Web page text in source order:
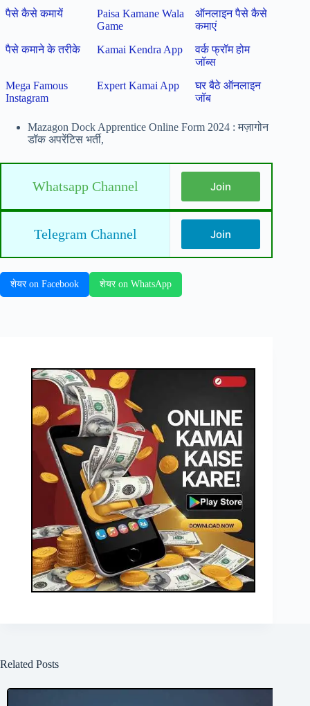
पैसे कैसे कमायें
Paisa Kamane Wala
Game
ऑनलाइन पैसे कैसे
कमाएं
पैसे कमाने के तरीके
Kamai Kendra App
वर्क फ्रॉम होम
जॉब्स
Mega Famous
Instagram
Expert Kamai App
घर बैठे ऑनलाइन
जॉब
Mazagon Dock Apprentice Online Form 2024 : मज़ागोन
डॉक अपरेंटिस भर्ती,
Whatsapp Channel Join
Telegram Channel Join
शेयर on Facebook शेयर on WhatsApp
Related Posts